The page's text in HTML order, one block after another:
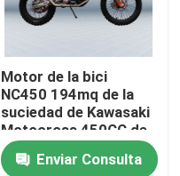
Motor de la bici
NC450 194mq de la
suciedad de Kawasaki
Motocross 450CC de
la motocicleta de
Kews Enviar Consulta